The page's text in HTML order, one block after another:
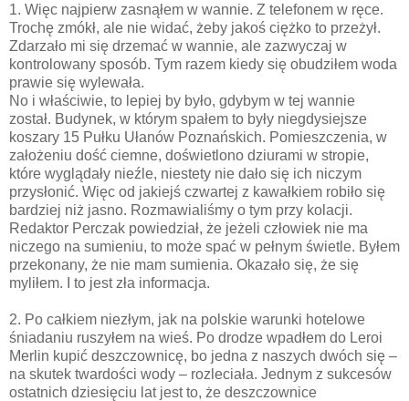
1. Więc najpierw zasnąłem w wannie. Z telefonem w ręce.
Trochę zmókł, ale nie widać, żeby jakoś ciężko to przeżył.
Zdarzało mi się drzemać w wannie, ale zazwyczaj w
kontrolowany sposób. Tym razem kiedy się obudziłem woda
prawie się wylewała.
No i właściwie, to lepiej by było, gdybym w tej wannie
został. Budynek, w którym spałem to były niegdysiejsze
koszary 15 Pułku Ułanów Poznańskich. Pomieszczenia, w
założeniu dość ciemne, doświetlono dziurami w stropie,
które wyglądały nieźle, niestety nie dało się ich niczym
przysłonić. Więc od jakiejś czwartej z kawałkiem robiło się
bardziej niż jasno. Rozmawialiśmy o tym przy kolacji.
Redaktor Perczak powiedział, że jeżeli człowiek nie ma
niczego na sumieniu, to może spać w pełnym świetle. Byłem
przekonany, że nie mam sumienia. Okazało się, że się
myliłem. I to jest zła informacja.
2. Po całkiem niezłym, jak na polskie warunki hotelowe
śniadaniu ruszyłem na wieś. Po drodze wpadłem do Leroi
Merlin kupić deszczownicę, bo jedna z naszych dwóch się –
na skutek twardości wody – rozleciała. Jednym z sukcesów
ostatnich dziesięciu lat jest to, że deszczownice